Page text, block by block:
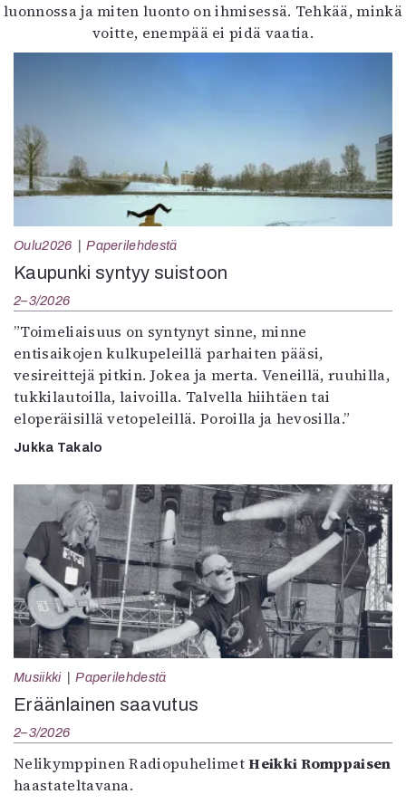
luonnossa ja miten luonto on ihmisessä. Tehkää, minkä
voitte, enempää ei pidä vaatia.
Oulu2026 Paperilehdestä
Kaupunki syntyy suistoon
2–3/2026
”Toimeliaisuus on syntynyt sinne, minne
entisaikojen kulkupeleillä parhaiten pääsi,
vesireittejä pitkin. Jokea ja merta. Veneillä, ruuhilla,
tukkilautoilla, laivoilla. Talvella hiihtäen tai
eloperäisillä vetopeleillä. Poroilla ja hevosilla.”
Jukka Takalo
Musiikki Paperilehdestä
Eräänlainen saavutus
2–3/2026
Nelikymppinen RadiopuhelimetHeikki Romppaisen
haastateltavana.